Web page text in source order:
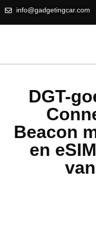
info@gadgetingcar.com
DGT-
Beacon
en